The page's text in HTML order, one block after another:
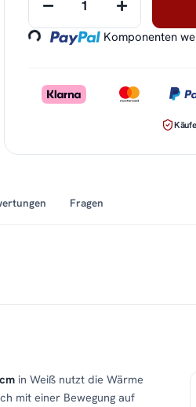
Loading... Komponenten
Fragen
in Weiß nutzt die Wärme
mit einer Bewegung auf